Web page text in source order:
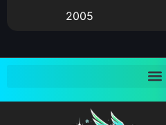
Bitch (ผู้หญิงร่าน)
Bondage (ทาส)(1)
2005
2001
1997